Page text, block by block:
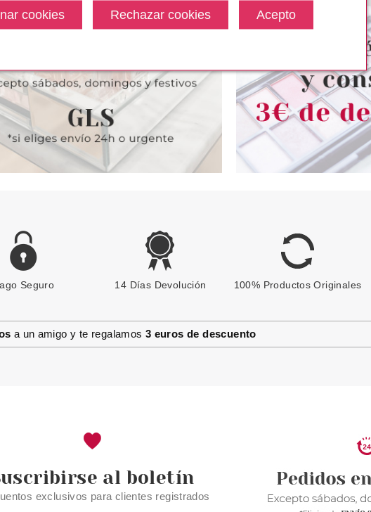
TINTE CAPILAR 4F CASTAÑO
FRIO
-52% 2.40€
HORQUILLAS NEGRAS 24
UNIDADES
-67% 0.50€
Pvr 12.50€
Seguro 14 Días Devolución 100% Productos Originales
a un amigo y te regalamos 3 euros de descuento
al boletín
exclusivos para clientes registrados